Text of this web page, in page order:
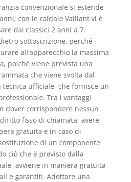
convenzionale si estende
con le caldaie Vaillant vi è
dai classici 2 anni a 7.
sottoscrizione, perché
all’apparecchio la massima
poiché viene prevista una
che viene svolta dal
tecnica ufficiale, che fornisce un
Tra i vantaggi
dover corrispondere nessun
fisso di chiamata, avere
gratuita e in caso di
di un componente
ciò che è previsto dalla
avviene in maniera gratuita
e garantiti. Adottare una